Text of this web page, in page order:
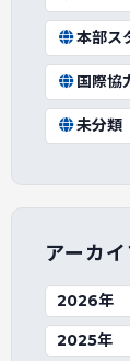
本部ス
国際協
未分類
アーカ
2026年
2025年